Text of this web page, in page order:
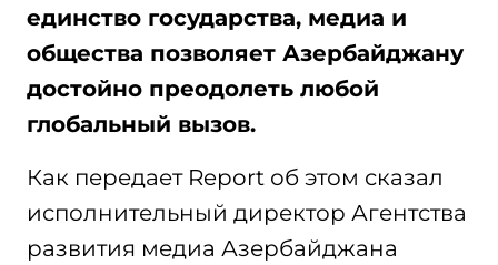
единство государства, медиа и
общества позволяет Азербайджану
достойно преодолеть любой
глобальный вызов.
Как передает Report об этом сказал
исполнительный директор Агентства
развития медиа Азербайджана